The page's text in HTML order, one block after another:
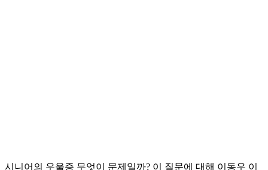
시니어의 우울증 무엇이 문제일까? 이 질문에 대해 이동우 이